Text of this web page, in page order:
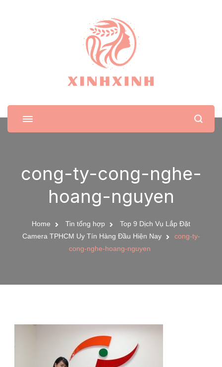
XinhXinh
Trang tin tức cho phái đẹp
cong-ty-cong-nghe-
hoang-nguyen
Home Tin tổng hợp
Top 9 Dịch Vụ Lắp Đặt
Camera TPHCM Uy Tín Hàng Đầu Hiện Nay
cong-ty-
cong-nghe-hoang-nguyen